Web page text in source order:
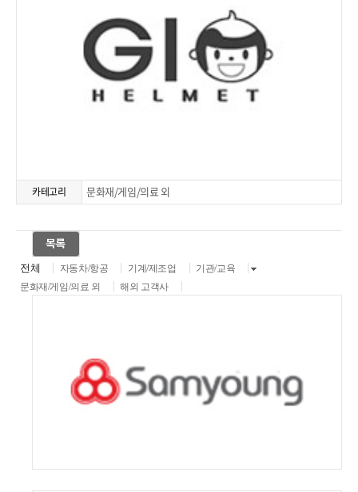
카테고리 문화재/게임/의료 외
전체 자동차/항공 기계/제조업
기관/교육
문화재/게임/의료 외
해외 고객사